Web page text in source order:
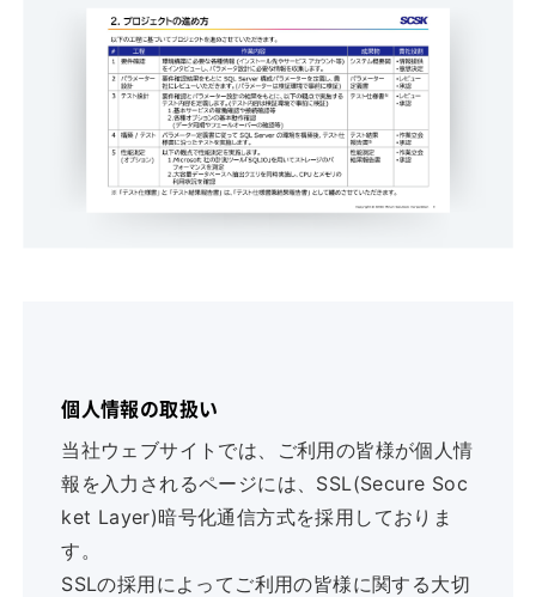
個人情報の取扱い
当社ウェブサイトでは、ご利用の皆様が個人情
報を入力されるページには、SSL(Secure Soc
ket Layer)暗号化通信方式を採用しておりま
す。
SSLの採用によってご利用の皆様に関する大切